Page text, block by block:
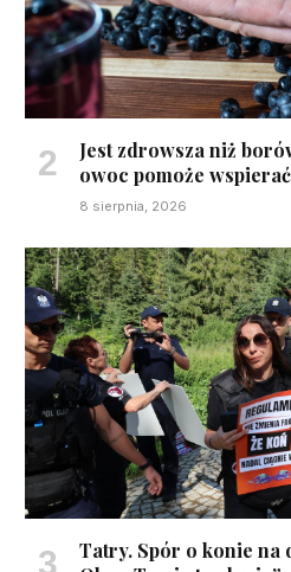
Jest zdrowsza niż
owoc pomoże
8 sierpnia, 2026
Tatry. Spór o konie